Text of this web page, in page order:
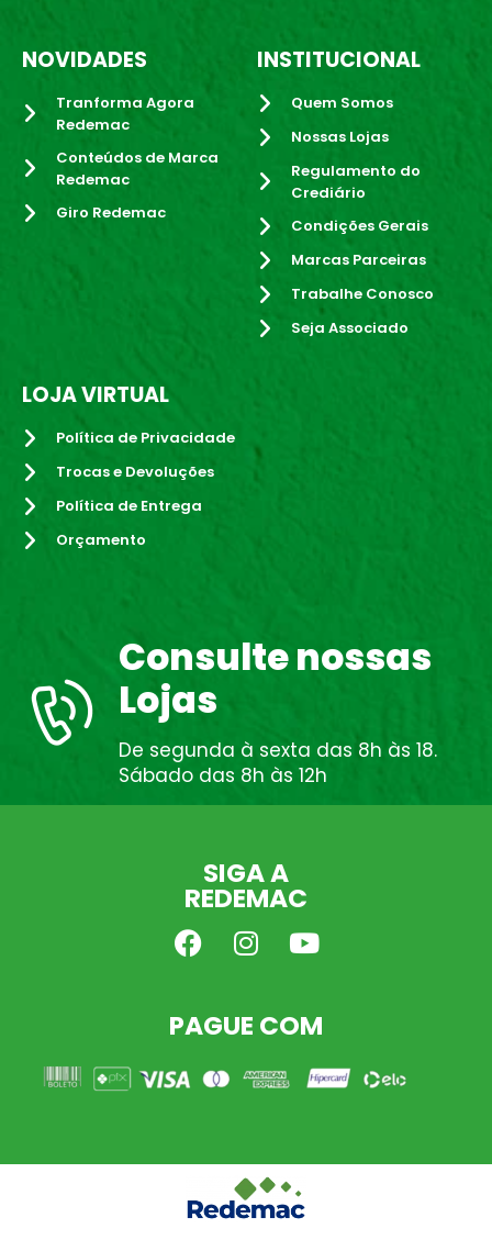
NOVIDADES
Tranforma Agora
Redemac
Conteúdos de Marca
Redemac
Giro Redemac
INSTITUCIONAL
Quem Somos
Nossas Lojas
Regulamento do
Crediário
Condições Gerais
Marcas Parceiras
Trabalhe Conosco
Seja Associado
LOJA VIRTUAL
Política de Privacidade
Trocas e Devoluções
Política de Entrega
Orçamento
Consulte nossas
Lojas
De segunda à sexta das 8h às 18.
Sábado das 8h às 12h
SIGA A
REDEMAC
PAGUE COM